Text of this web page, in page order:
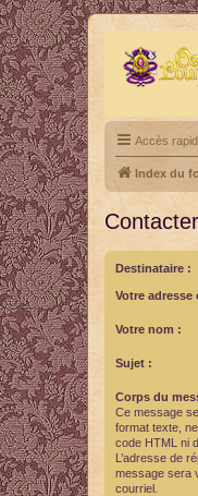
Accès
Index du
Destinataire :
Votre adresse
Votre nom :
Sujet :
Corps du
Ce message
format texte,
code HTML ni
L’adresse de
message sera
courriel.